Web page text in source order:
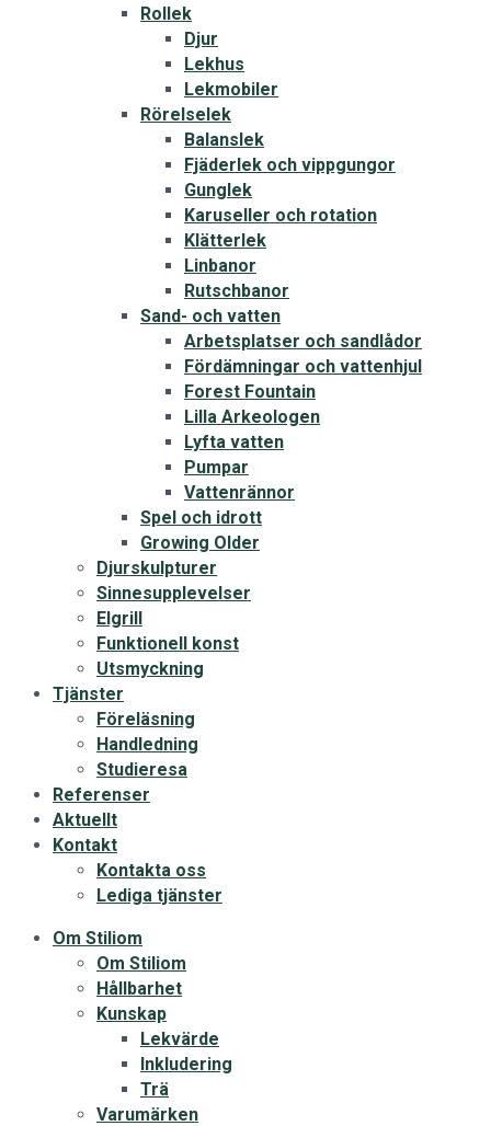
Rollek
Djur
Lekhus
Lekmobiler
Rörelselek
Balanslek
Fjäderlek och vippgungor
Gunglek
Karuseller och rotation
Klätterlek
Linbanor
Rutschbanor
Sand- och vatten
Arbetsplatser och sandlådor
Fördämningar och vattenhjul
Forest Fountain
Lilla Arkeologen
Lyfta vatten
Pumpar
Vattenrännor
Spel och idrott
Growing Older
Djurskulpturer
Sinnesupplevelser
Elgrill
Funktionell konst
Utsmyckning
Tjänster
Föreläsning
Handledning
Studieresa
Referenser
Aktuellt
Kontakt
Kontakta oss
Lediga tjänster
Om Stiliom
Om Stiliom
Hållbarhet
Kunskap
Lekvärde
Inkludering
Trä
Varumärken